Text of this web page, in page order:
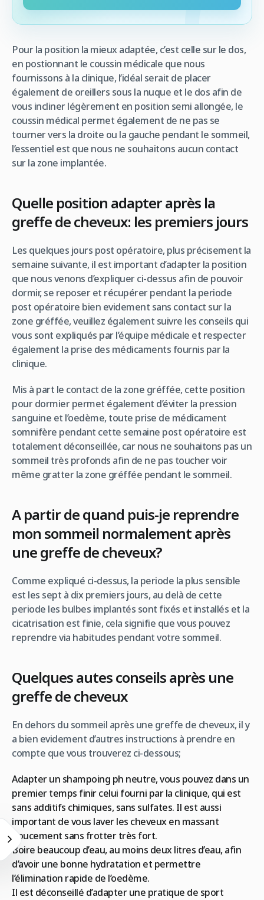
Pour la position la mieux adaptée, c’est celle sur le dos,
en postionnant le coussin médicale que nous
fournissons à la clinique, l’idéal serait de placer
également de oreillers sous la nuque et le dos afin de
vous incliner légèrement en position semi allongée, le
coussin médical permet également de ne pas se
tourner vers la droite ou la gauche pendant le sommeil,
l’essentiel est que nous ne souhaitons aucun contact
sur la zone implantée.
Quelle position adapter après la
greffe de cheveux: les premiers jours
Les quelques jours post opératoire, plus précisement la
semaine suivante, il est important d’adapter la position
que nous venons d’expliquer ci-dessus afin de pouvoir
dormir, se reposer et récupérer pendant la periode
post opératoire bien evidement sans contact sur la
zone gréffée, veuillez également suivre les conseils qui
vous sont expliqués par l’équipe médicale et respecter
également la prise des médicaments fournis par la
clinique.
Mis à part le contact de la zone gréffée, cette position
pour dormier permet également d’éviter la pression
sanguine et l’oedème, toute prise de médicament
somnifère pendant cette semaine post opératoire est
totalement déconseillée, car nous ne souhaitons pas un
sommeil très profonds afin de ne pas toucher voir
même gratter la zone gréffée pendant le sommeil.
A partir de quand puis-je reprendre
mon sommeil normalement après
une greffe de cheveux?
Comme expliqué ci-dessus, la periode la plus sensible
est les sept à dix premiers jours, au delà de cette
periode les bulbes implantés sont fixés et installés et la
cicatrisation est finie, cela signifie que vous pouvez
reprendre via habitudes pendant votre sommeil.
Quelques autes conseils après une
greffe de cheveux
En dehors du sommeil après une greffe de cheveux, il y
a bien evidement d’autres instructions à prendre en
compte que vous trouverez ci-dessous;
Adapter un shampoing ph neutre, vous pouvez dans un
premier temps finir celui fourni par la clinique, qui est
sans additifs chimiques, sans sulfates. Il est aussi
important de vous laver les cheveux en massant
doucement sans frotter très fort.
Boire beaucoup d’eau, au moins deux litres d’eau, afin
d’avoir une bonne hydratation et permettre
l’élimination rapide de l’oedème.
Il est déconseillé d’adapter une pratique de sport